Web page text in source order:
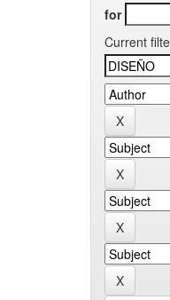
for
Current